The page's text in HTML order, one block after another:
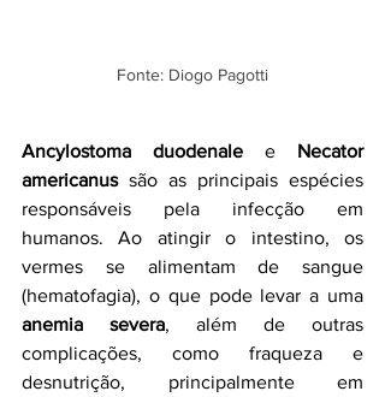
Fonte: Diogo Pagotti
Ancylostoma duodenale e Necator
americanus são as principais espécies
responsáveis pela infecção em
humanos. Ao atingir o intestino, os
vermes se alimentam de sangue
anemia severa, além de outras
complicações, como fraqueza e
desnutrição, principalmente em